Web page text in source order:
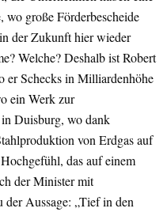
wo große Förderbescheide
der Zukunft hier wieder
Welche? Deshalb ist Robert
er Schecks in Milliardenhöhe
ein Werk zur
Duisburg, wo dank
von Erdgas auf
das auf einem
der Minister mit
Aussage: „Tief in den